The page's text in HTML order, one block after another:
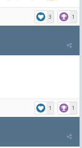
3 1
1 1